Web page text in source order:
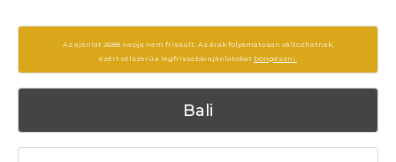
Az ajánlat 2688 napja nem frissült. Az árak folyamatosan változhatnak,
ezért célszerű a legfrissebb ajánlatokat böngészni.
Bali